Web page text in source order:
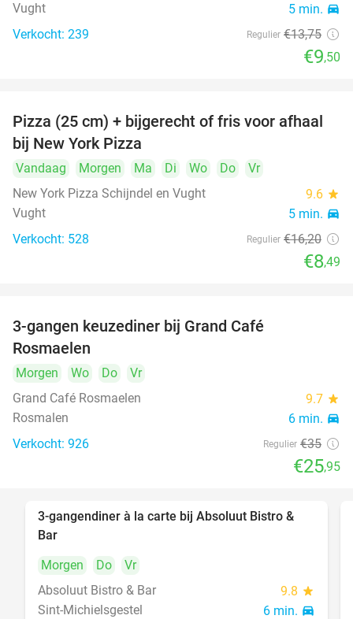
Vught 5 min. directions_car
Verkocht: 239 Regulier €13,75
€9,50
48%
Pizza (25 cm) + bijgerecht of fris voor afhaal
bij New York Pizza
Vandaag Morgen Ma Di Wo Do
Vr
New York Pizza Schijndel en Vught
9.6 star
Vught 5 min. directions_car
Verkocht: 528 Regulier €16,20
€8,49
3-gangen keuzediner bij Grand Café
Rosmaelen
Morgen Wo Do
Vr
Grand Café Rosmaelen
9.7 star
Rosmalen 6 min. directions_car
Verkocht: 926 Regulier €35
€25,95
37%
3-gangendiner à la carte bij Absoluut Bistro &
Bar
Morgen
Do
Vr
Absoluut Bistro & Bar
9.8 star
Sint-Michielsgestel 6 min. directions_car